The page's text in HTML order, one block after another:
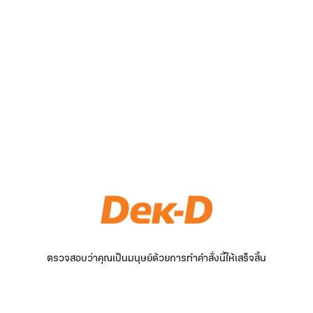
ตรวจสอบว่าคุณเป็นมนุษย์ด้วยการทำคำสั่งนี้ให้เสร็จสิ้น